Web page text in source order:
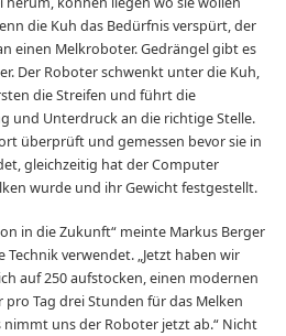
die Kuh das Bedürfnis verspürt, der
einen Melkroboter. Gedrängel gibt es
Der Roboter schwenkt unter die Kuh,
die Streifen und führt die
und Unterdruck an die richtige Stelle.
überprüft und gemessen bevor sie in
gleichzeitig hat der Computer
wurde und ihr Gewicht festgestellt.
in die Zukunft“ meinte Markus Berger
Technik verwendet. „Jetzt haben wir
auf 250 aufstocken, einen modernen
Tag drei Stunden für das Melken
uns der Roboter jetzt ab.“ Nicht